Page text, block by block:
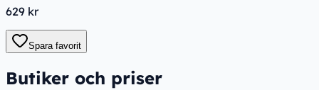
629 kr
Spara favorit
Butiker och priser